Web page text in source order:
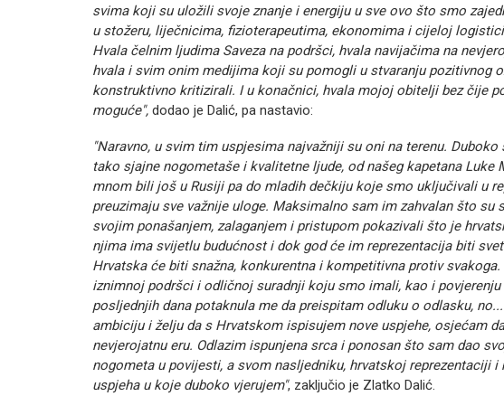
svima koji su uložili svoje znanje i energiju u sve ovo što smo
u stožeru, liječnicima, fizioterapeutima, ekonomima i cijeloj
Hvala čelnim ljudima Saveza na podršci, hvala navijačima na
hvala i svim onim medijima koji su pomogli u stvaranju pozitivnog
konstruktivno kritizirali. I u konačnici, hvala mojoj obitelji bez čije
moguće", dodao je Dalić, pa nastavio:
"Naravno, u svim tim uspjesima najvažniji su oni na terenu.
tako sjajne nogometaše i kvalitetne ljude, od našeg kapetana
mnom bili još u Rusiji pa do mladih dečkiju koje smo uključivali u
preuzimaju sve važnije uloge. Maksimalno sam im zahvalan što su
svojim ponašanjem, zalaganjem i pristupom pokazivali što je
njima ima svijetlu budućnost i dok god će im reprezentacija biti
Hrvatska će biti snažna, konkurentna i kompetitivna protiv
iznimnoj podršci i odličnoj suradnji koju smo imali, kao i
posljednjih dana potaknula me da preispitam odluku o odlasku,
ambiciju i želju da s Hrvatskom ispisujem nove uspjehe, osjećam
nevjerojatnu eru. Odlazim ispunjena srca i ponosan što sam dao
nogometa u povijesti, a svom nasljedniku, hrvatskoj reprezentaciji
uspjeha u koje duboko vjerujem", zaključio je Zlatko Dalić.